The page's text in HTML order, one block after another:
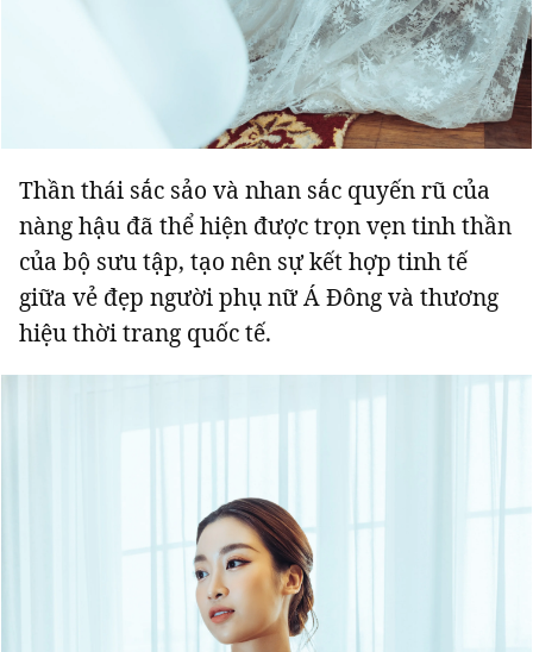
Thần thái sắc sảo và nhan sắc quyến rũ của
nàng hậu đã thể hiện được trọn vẹn tinh thần
của bộ sưu tập, tạo nên sự kết hợp tinh tế
giữa vẻ đẹp người phụ nữ Á Đông và thương
hiệu thời trang quốc tế.